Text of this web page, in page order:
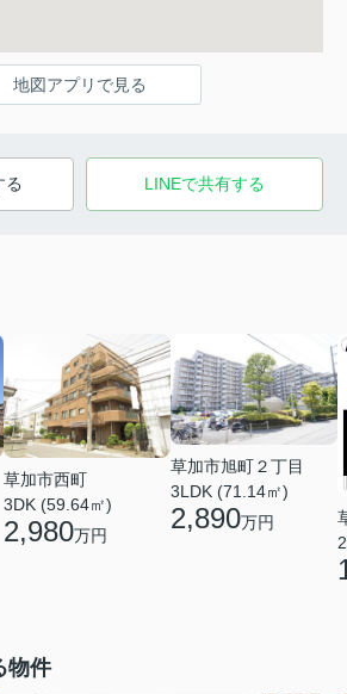
地図アプリで見る
る LINEで共有する
草加市西町
3DK (59.64㎡)
2,980万円
草加市旭町２丁目
3LDK (71.14㎡)
2,890万円
物件